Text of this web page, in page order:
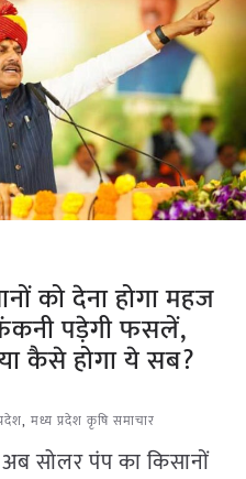
को देना होगा महज
पड़ेगी फसलें,
कैसे होगा ये सब?
, मध्य प्रदेश कृषि समाचार
सोलर पंप का किसानों